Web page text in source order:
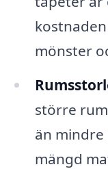
mönster
större
än
mängd